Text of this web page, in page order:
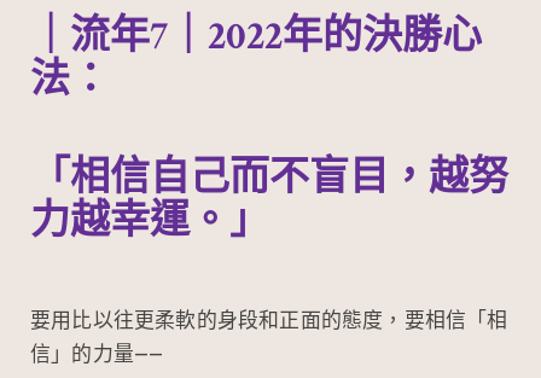
｜流年7｜2022年的決勝心
法：
「相信自己而不盲目，越努
力越幸運。」
要用比以往更柔軟的身段和正面的態度，要相信「相
信」的力量——